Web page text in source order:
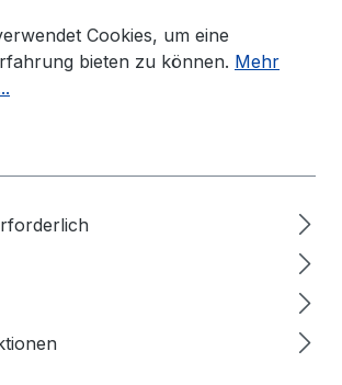
Rugged-PC
Cookies, um eine
bieten zu können. Mehr